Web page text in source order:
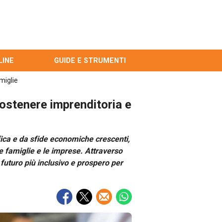
GUIDE E STRUMENTI
imprenditoria e
e da sfide economiche crescenti,
famiglie e le imprese. Attraverso
più inclusivo e prospero per